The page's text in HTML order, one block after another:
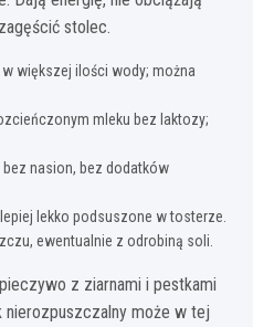
stolec.
większej ilości wody; można
mleku bez laktozy;
bez nasion, bez dodatków
lekko podsuszone w tosterze.
ewentualnie z odrobiną soli.
z ziarnami i pestkami
nierozpuszczalny może w tej